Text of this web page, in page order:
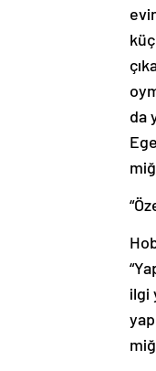
da
ilgi